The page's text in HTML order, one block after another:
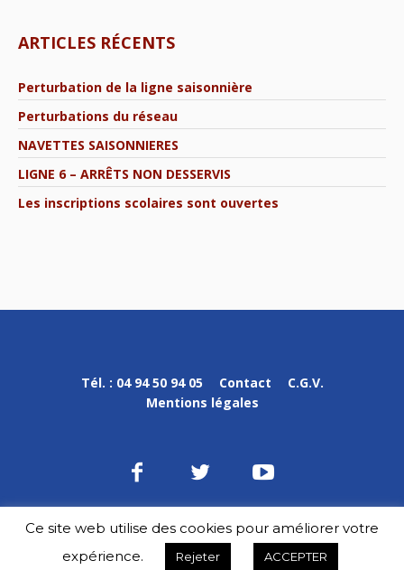
ARTICLES RÉCENTS
Perturbation de la ligne saisonnière
Perturbations du réseau
NAVETTES SAISONNIERES
LIGNE 6 – ARRÊTS NON DESSERVIS
Les inscriptions scolaires sont ouvertes
Tél. : 04 94 50 94 05 Contact
C.G.V.
Mentions légales
DPVa © 2020-2023 / Tous droits réservés
Ce site web utilise des cookies pour améliorer votre
expérience.
Rejeter ACCEPTER